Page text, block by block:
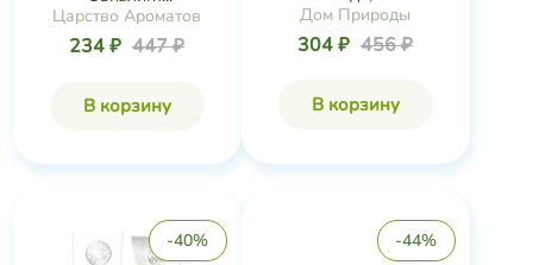
Царство Ароматов
234 ₽ 447 ₽
В корзину
Дом Природы
304 ₽ 456 ₽
В корзину
-40% -44%